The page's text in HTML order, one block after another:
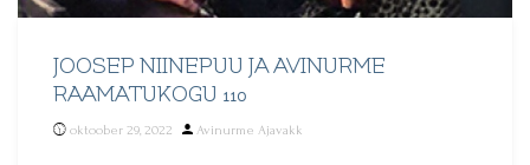
JOOSEP NIINEPUU JA AVINURME
RAAMATUKOGU 110
oktoober 29, 2022
Posted
Avinurme Ajavakk